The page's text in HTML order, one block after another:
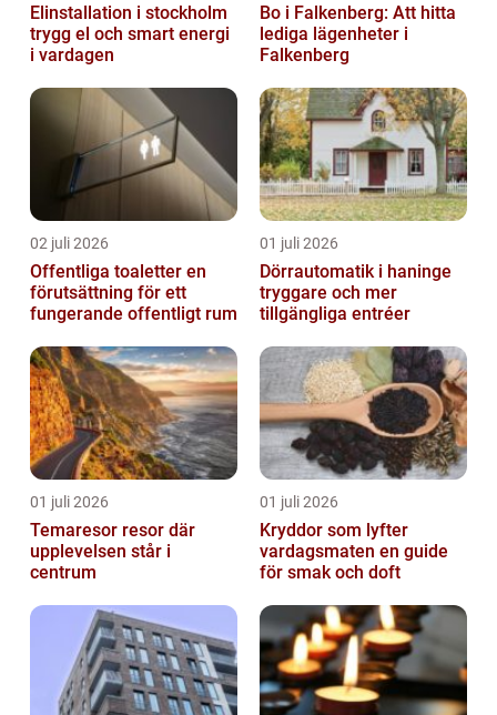
Elinstallation i stockholm
trygg el och smart energi
i vardagen
Bo i Falkenberg: Att hitta
lediga lägenheter i
Falkenberg
02 juli 2026
Offentliga toaletter en
förutsättning för ett
fungerande offentligt rum
01 juli 2026
Dörrautomatik i haninge
tryggare och mer
tillgängliga entréer
01 juli 2026
Temaresor resor där
upplevelsen står i
centrum
01 juli 2026
Kryddor som lyfter
vardagsmaten en guide
för smak och doft